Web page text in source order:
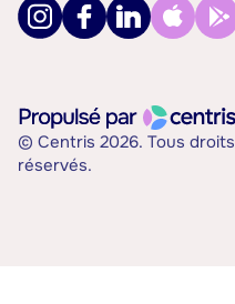
© Centris 2026. Tous droits
réservés.